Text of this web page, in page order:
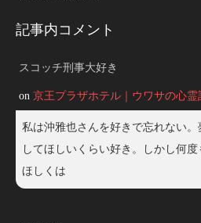
記事内コメント
スコッチ刑事大好き
on 京王プラザホテル｜ウワサの心霊
私は沖雅也さんを好きで忘れない
してほしいくらい好き。しかし何
ほしくは